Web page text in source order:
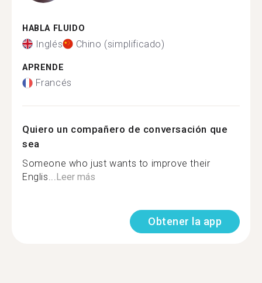
HABLA FLUIDO
Inglés Chino (simplificado)
APRENDE
Francés
Quiero un compañero de conversación que
sea
Someone who just wants to improve their
Englis...Leer más
Obtener la app